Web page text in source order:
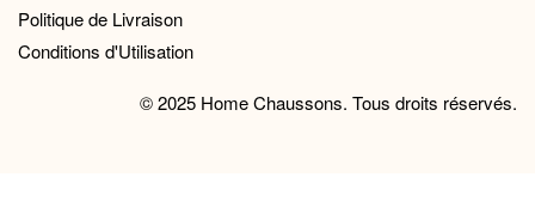
Politique de Livraison
Conditions d'Utilisation
© 2025 Home Chaussons. Tous droits réservés.